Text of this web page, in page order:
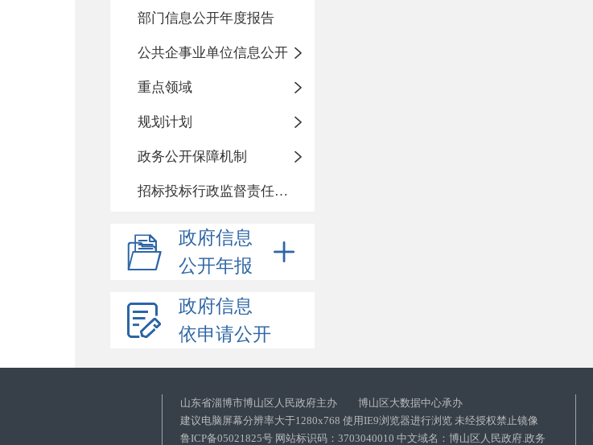
部门信息公开年度报告
公共企事业单位信息公开
重点领域
规划计划
政务公开保障机制
招标投标行政监督责任清单
政府信息
公开年报
政府信息
依申请公开
山东省淄博市博山区人民政府主办 博山区大数据中心承办
建议电脑屏幕分辨率大于1280x768 使用IE9浏览器进行浏览 未经授权禁止镜像
鲁ICP备05021825号 网站标识码：3703040010 中文域名：博山区人民政府.政务